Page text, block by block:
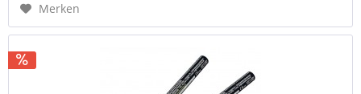
Merken